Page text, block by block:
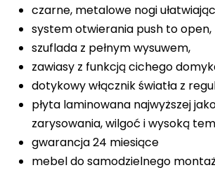
czarne, metalowe nogi
system otwierania push to open,
szuflada z pełnym wysuwem,
zawiasy z funkcją cichego
dotykowy włącznik światła z
płyta laminowana najwyższej
zarysowania, wilgoć i wysoką
gwarancja 24 miesiące
mebel do samodzielnego